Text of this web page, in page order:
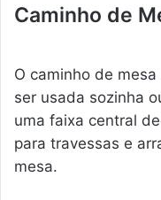
Caminho de
O caminho de
ser usada sozinha
uma faixa central
para travessas e
mesa.